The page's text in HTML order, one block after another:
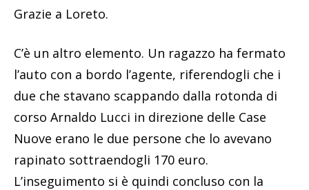
Grazie a Loreto.
C’è un altro elemento. Un ragazzo ha fermato
l’auto con a bordo l’agente, riferendogli che i
due che stavano scappando dalla rotonda di
corso Arnaldo Lucci in direzione delle Case
Nuove erano le due persone che lo avevano
rapinato sottraendogli 170 euro.
L’inseguimento si è quindi concluso con la